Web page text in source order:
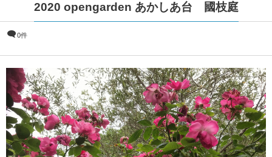
2020 opengarden あかしあ台 國枝庭
0件